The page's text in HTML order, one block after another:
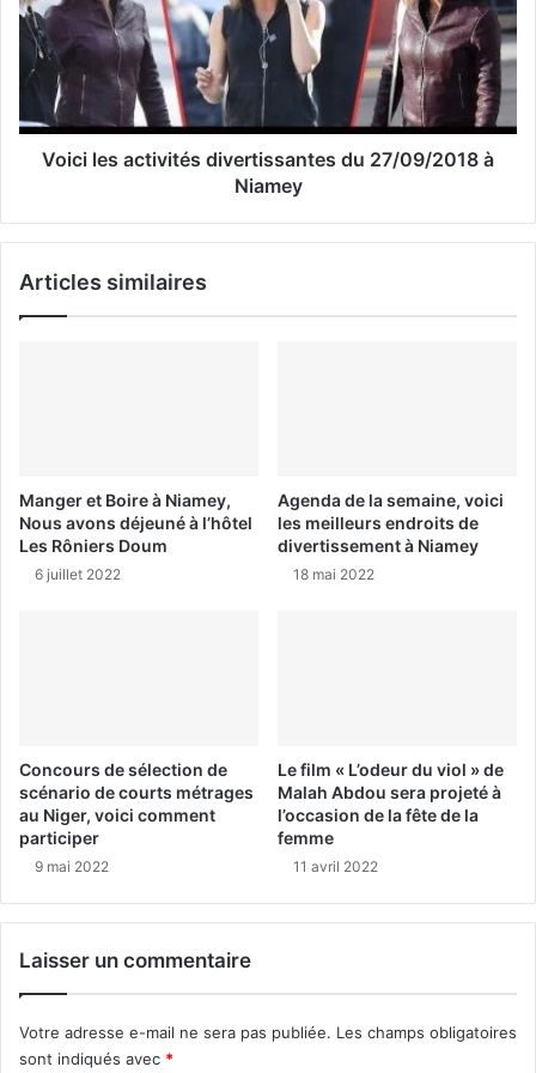
Voici les activités divertissantes du 27/09/2018 à
Niamey
Articles similaires
Manger et Boire à Niamey,
Nous avons déjeuné à l’hôtel
Les Rôniers Doum
6 juillet 2022
Agenda de la semaine, voici
les meilleurs endroits de
divertissement à Niamey
18 mai 2022
Concours de sélection de
scénario de courts métrages
au Niger, voici comment
participer
9 mai 2022
Le film « L’odeur du viol » de
Malah Abdou sera projeté à
l’occasion de la fête de la
femme
11 avril 2022
Laisser un commentaire
Votre adresse e-mail ne sera pas publiée. Les champs obligatoires
sont indiqués avec *